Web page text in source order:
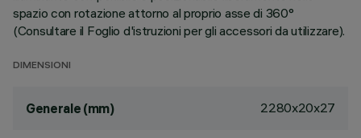
spazio con rotazione attorno al proprio asse di 360°
(Consultare il Foglio d'istruzioni per gli accessori da utilizzare).
DIMENSIONI
Generale (mm) 2280x20x27